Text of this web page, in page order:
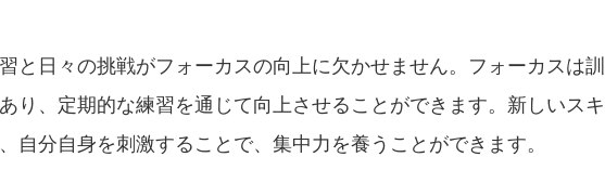
と日々の挑戦がフォーカスの向上に欠かせません。フォーカスは
り、定期的な練習を通じて向上させることができます。新しいス
自分自身を刺激することで、集中力を養うことができます。